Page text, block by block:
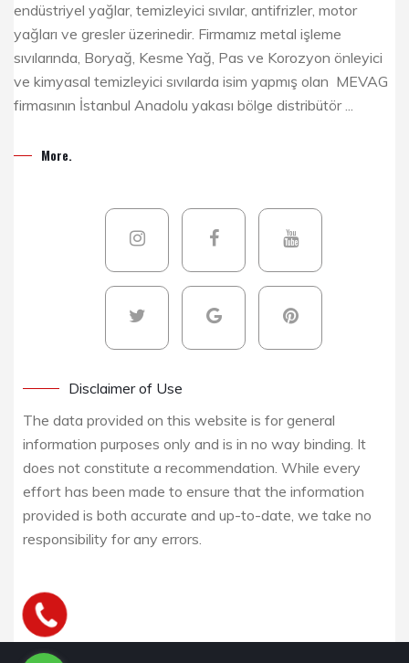
endüstriyel yağlar, temizleyici sıvılar, antifrizler, motor
yağları ve gresler üzerinedir. Firmamız metal işleme
sıvılarında, Boryağ, Kesme Yağ, Pas ve Korozyon önleyici
ve kimyasal temizleyici sıvılarda isim yapmış olan MEVAG
firmasının İstanbul Anadolu yakası bölge distribütör ...
More.
Disclaimer of Use
The data provided on this website is for general
information purposes only and is in no way binding. It
does not constitute a recommendation. While every
effort has been made to ensure that the information
provided is both accurate and up-to-date, we take no
responsibility for any errors.